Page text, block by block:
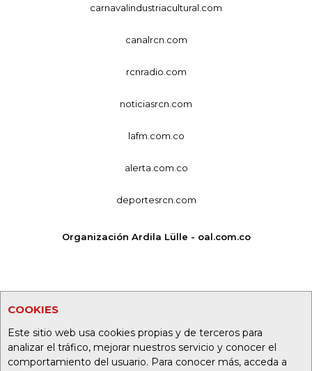
COOKIES
Este sitio web usa cookies propias y de terceros para
analizar el tráfico, mejorar nuestros servicio y conocer el
comportamiento del usuario. Para conocer más, acceda a
carnavalindustriacultural.com
canalrcn.com
rcnradio.com
noticiasrcn.com
lafm.com.co
alerta.com.co
deportesrcn.com
Organización Ardila Lülle - oal.com.co